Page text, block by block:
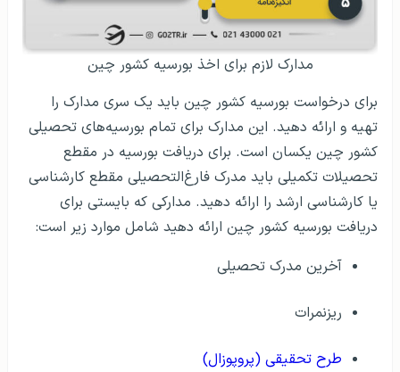
مدارک لازم برای اخذ بورسیه کشور چین
برای درخواست بورسیه کشور چین باید یک سری مدارک را
تهیه و ارائه دهید. این مدارک برای تمام بورسیه‌های تحصیلی
کشور چین یکسان است. برای دریافت بورسیه در مقطع
تحصیلات تکمیلی باید مدرک فارغ‌التحصیلی مقطع کارشناسی
یا کارشناسی ارشد را ارائه دهید. مدارکی که بایستی برای
دریافت بورسیه کشور چین ارائه دهید شامل موارد زیر است:
آخرین مدرک تحصیلی
ریزنمرات
طرح تحقیقی (پروپوزال)